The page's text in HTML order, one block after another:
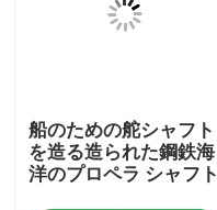
企業情報
品質管理
船のための舵シャフト
を造る造られた鋼鉄海
洋のプロペラ シャフト